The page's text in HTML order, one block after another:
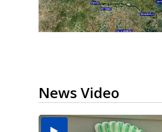
News Video